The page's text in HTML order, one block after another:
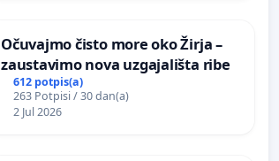
Očuvajmo čisto more oko Žirja –
zaustavimo nova uzgajališta ribe
612 potpis(a)
263 Potpisi / 30 dan(a)
2 Jul 2026